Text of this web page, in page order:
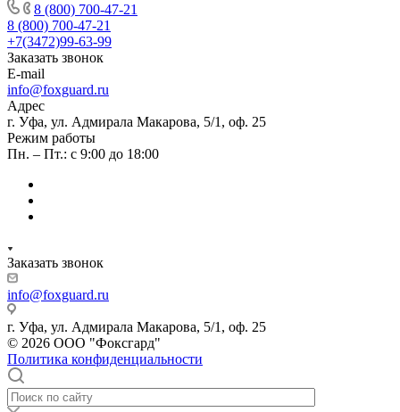
8 (800) 700-47-21
8 (800) 700-47-21
+7(3472)99-63-99
Заказать звонок
E-mail
info@foxguard.ru
Адрес
г. Уфа, ул. Адмирала Макарова, 5/1, оф. 25
Режим работы
Пн. – Пт.: с 9:00 до 18:00
Заказать звонок
info@foxguard.ru
г. Уфа, ул. Адмирала Макарова, 5/1, оф. 25
© 2026 ООО "Фоксгард"
Политика конфиденциальности